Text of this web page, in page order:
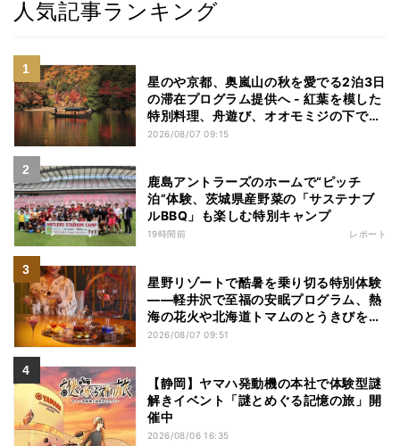
人気記事ランキング
星のや京都、奥嵐山の秋を愛でる2泊3日
の滞在プログラム提供へ - 紅葉を模した
特別料理、舟遊び、オオモミジの下でお
こなう深呼吸など
2026/08/07 09:15
鹿島アントラーズのホームで“ピッチ
泊”体験、茨城県産野菜の「サステナブ
ルBBQ」も楽しむ特別キャンプ
19時間前 レポート
星野リゾートで酷暑を乗り切る特別体験
——軽井沢で至福の安眠プログラム、熱
海の花火や北海道トマムのとうきびを主
役にしたアフタヌーンティー
2026/08/07 09:51
【静岡】ヤマハ発動機の本社で体験型謎
解きイベント「謎とめぐる記憶の旅」開
催中
2026/08/06 16:35